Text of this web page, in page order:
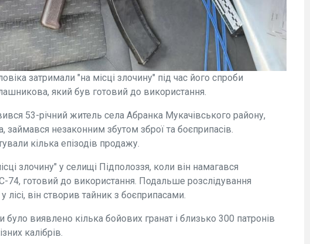
затримали "на місці злочину" під час його спроби
який був готовий до використання.
53-річний житель села Абранка Мукачівського району,
займався незаконним збутом зброї та боєприпасів.
кілька епізодів продажу.
злочину" у селищі Підполоззя, коли він намагався
74, готовий до використання. Подальше розслідування
лісі, він створив тайник з боєприпасами.
було виявлено кілька бойових гранат і близько 300 патронів
калібрів.